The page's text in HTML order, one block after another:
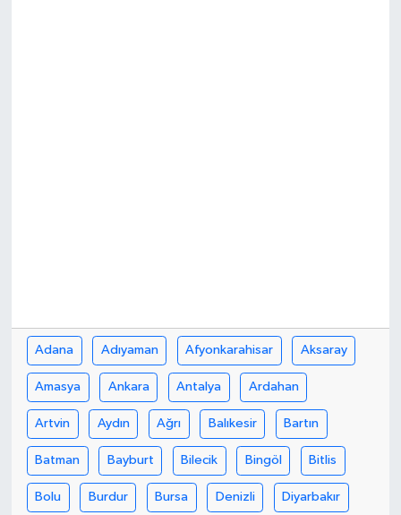
Adana Adıyaman Afyonkarahisar Aksaray
Amasya Ankara Antalya Ardahan
Artvin Aydın Ağrı Balıkesir Bartın
Batman Bayburt Bilecik Bingöl Bitlis
Bolu Burdur Bursa Denizli Diyarbakır